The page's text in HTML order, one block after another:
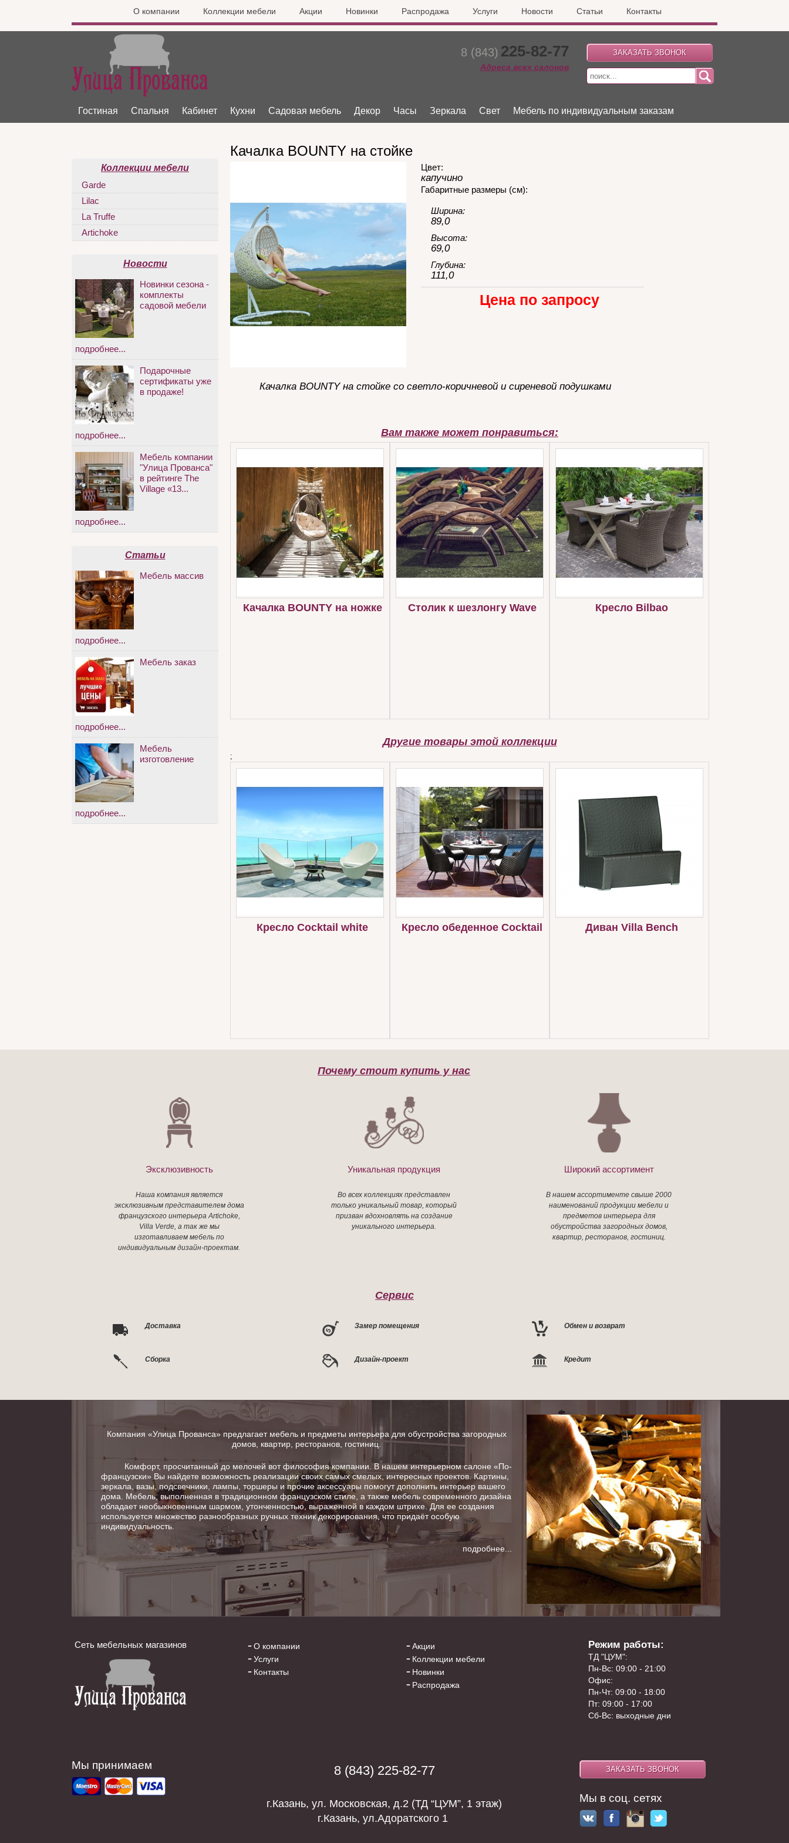
О компании Коллекции мебели Акции Новинки Распродажа Услуги Новости Статьи Контакты
8 (843) 225-82-77
Адреса всех салонов
Гостиная Спальня Кабинет Кухни Садовая мебель Декор Часы Зеркала Свет Мебель по индивидуальным заказам
Качалка BOUNTY на стойке
Цвет:
капучино
Габаритные размеры (см):
Ширина:
89,0
Высота:
69,0
Глубина:
111,0
Цена по запросу
Качалка BOUNTY на стойке со светло-коричневой и сиреневой подушками
Вам также может понравиться:
Качалка BOUNTY на ножке Столик к шезлонгу Wave Кресло Bilbao
Другие товары этой коллекции
;
Кресло Cocktail white Кресло обеденное Cocktail Диван Villa Bench
Коллекции мебели
Garde
Lilac
La Truffe
Artichoke
Новости
Новинки сезона -
комплекты
садовой мебели
подробнее...
Подарочные
сертификаты уже
в продаже!
подробнее...
Мебель компании
"Улица Прованса"
в рейтинге The
Village «13...
подробнее...
Статьи
Мебель массив
подробнее...
Мебель заказ
подробнее...
Мебель
изготовление
подробнее...
Почему стоит купить у нас
Эксклюзивность
Наша компания является
эксклюзивным представителем дома
французского интерьера Artichoke,
Villa Verde, а так же мы
изготавливаем мебель по
индивидуальным дизайн-проектам.
Уникальная продукция
Во всех коллекциях представлен
только уникальный товар, который
призван вдохновлять на создание
уникального интерьера.
Широкий ассортимент
В нашем ассортименте свыше 2000
наименований продукции мебели и
предметов интерьера для
обустройства загородных домов,
квартир, ресторанов, гостиниц.
Сервис
Доставка Замер помещения Обмен и возврат
Сборка Дизайн-проект Кредит
Компания «Улица Прованса» предлагает мебель и предметы интерьера для обустройства загородных
домов, квартир, ресторанов, гостиниц.
Комфорт, просчитанный до мелочей вот философия компании. В нашем интерьерном салоне «По-
французски» Вы найдете возможность реализации своих самых смелых, интересных проектов. Картины,
зеркала, вазы, подсвечники, лампы, торшеры и прочие аксессуары помогут дополнить интерьер вашего
дома. Мебель, выполненная в традиционном французском стиле, а также мебель современного дизайна
обладает необыкновенным шармом, утонченностью, выраженной в каждом штрихе. Для ее создания
используется множество разнообразных ручных техник декорирования, что придаёт особую
индивидуальность.
подробнее...
Сеть мебельных магазинов
О компании
Услуги
Контакты
Акции
Коллекции мебели
Новинки
Распродажа
Режим работы:
ТД "ЦУМ":
Пн-Вс: 09:00 - 21:00
Офис:
Пн-Чт: 09:00 - 18:00
Пт: 09:00 - 17:00
Сб-Вс: выходные дни
Мы принимаем 8 (843) 225-82-77
г.Казань, ул. Московская, д.2 (ТД “ЦУМ”, 1 этаж)
г.Казань, ул.Адоратского 1
Мы в соц. сетях